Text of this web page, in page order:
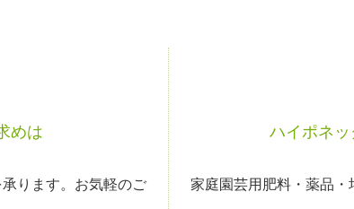
めは
ります。お気軽のご
ハイポネ
家庭園芸用肥料・薬品